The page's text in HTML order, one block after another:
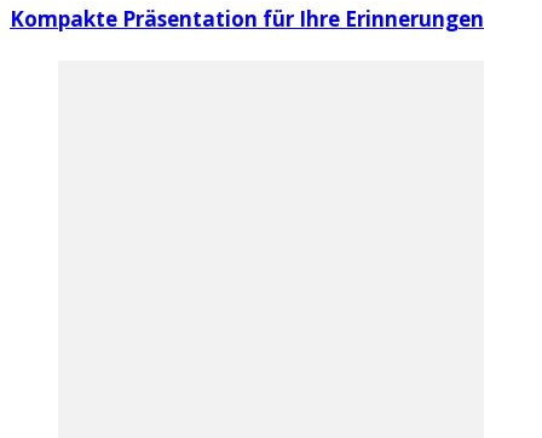
Kompakte Präsentation für Ihre Erinnerungen